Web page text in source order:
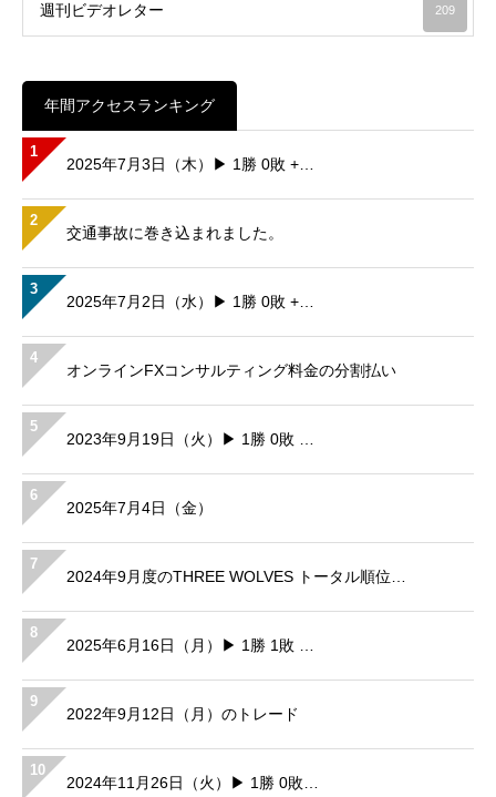
週刊ビデオレター 209
年間アクセスランキング
1
2025年7月3日（木）▶ 1勝 0敗 +…
2
交通事故に巻き込まれました。
3
2025年7月2日（水）▶ 1勝 0敗 +…
4
オンラインFXコンサルティング料金の分割払い
5
2023年9月19日（火）▶ 1勝 0敗 …
6
2025年7月4日（金）
7
2024年9月度のTHREE WOLVES トータル順位…
8
2025年6月16日（月）▶ 1勝 1敗 …
9
2022年9月12日（月）のトレード
10
2024年11月26日（火）▶ 1勝 0敗…